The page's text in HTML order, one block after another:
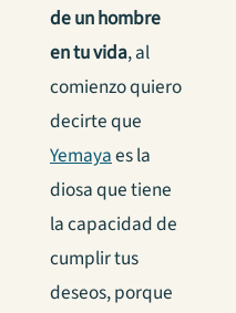
de un hombre
en tu vida, al
comienzo quiero
decirte que
Yemayaes la
diosa que tiene
la capacidad de
cumplir tus
deseos, porque